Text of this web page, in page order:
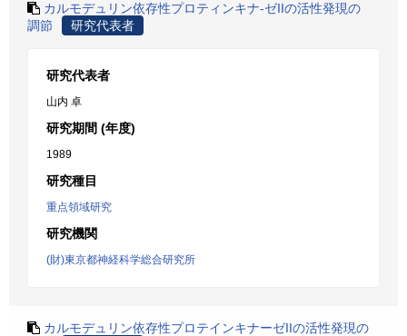
カルモデュリン依存性プロティンキナ-ゼIIの活性発現の
調節
研究代表者
研究代表者
山内 卓
研究期間 (年度)
1989
研究種目
重点領域研究
研究機関
(財)東京都神経科学総合研究所
カルモデュリン依存性プロテインキナーゼIIの活性発現の